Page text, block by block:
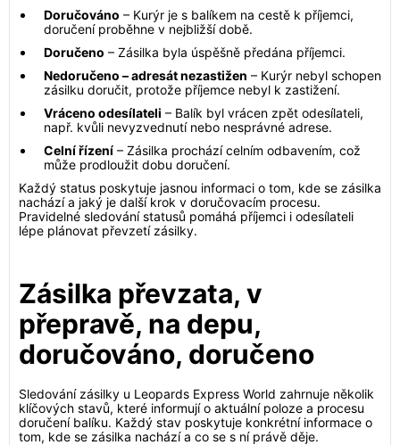
Doručováno – Kurýr je s balíkem na cestě k příjemci,
doručení proběhne v nejbližší době.
Doručeno – Zásilka byla úspěšně předána příjemci.
Nedoručeno – adresát nezastižen – Kurýr nebyl schopen
zásilku doručit, protože příjemce nebyl k zastižení.
Vráceno odesílateli – Balík byl vrácen zpět odesílateli,
např. kvůli nevyzvednutí nebo nesprávné adrese.
Celní řízení – Zásilka prochází celním odbavením, což
může prodloužit dobu doručení.
Každý status poskytuje jasnou informaci o tom, kde se zásilka
nachází a jaký je další krok v doručovacím procesu.
Pravidelné sledování statusů pomáhá příjemci i odesílateli
lépe plánovat převzetí zásilky.
Zásilka převzata, v
přepravě, na depu,
doručováno, doručeno
Sledování zásilky u Leopards Express World zahrnuje několik
klíčových stavů, které informují o aktuální poloze a procesu
doručení balíku. Každý stav poskytuje konkrétní informace o
tom, kde se zásilka nachází a co se s ní právě děje.